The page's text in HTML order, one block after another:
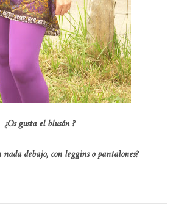
¿Os gusta el blusón ?
debajo, con leggins o pantalones?